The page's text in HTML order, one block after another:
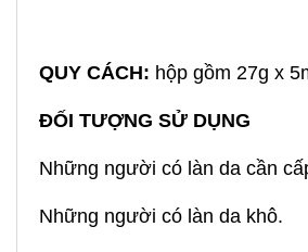
QUY CÁCH: hộp gồm 27g x
ĐỐI TƯỢNG SỬ DỤNG
Những người có làn da cần
Những người có làn da khô.